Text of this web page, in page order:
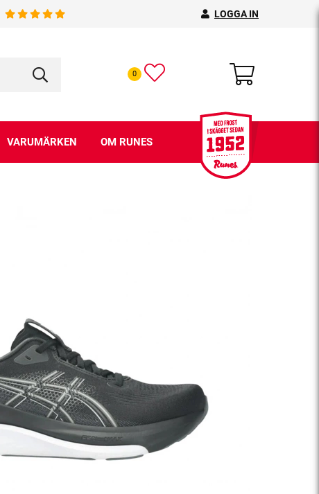
LOGGA IN
0
VARUMÄRKEN OM RUNES